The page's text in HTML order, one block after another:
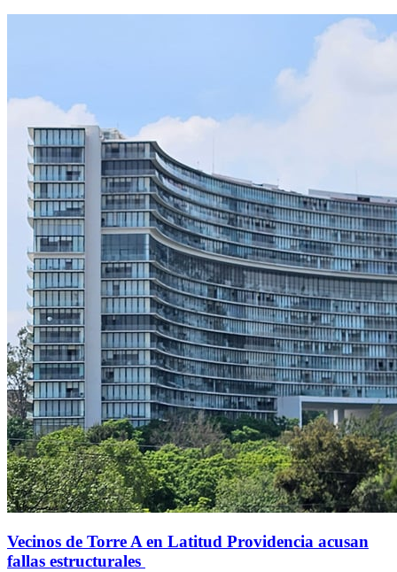
Vecinos de Torre A en Latitud Providencia acusan
fallas estructurales